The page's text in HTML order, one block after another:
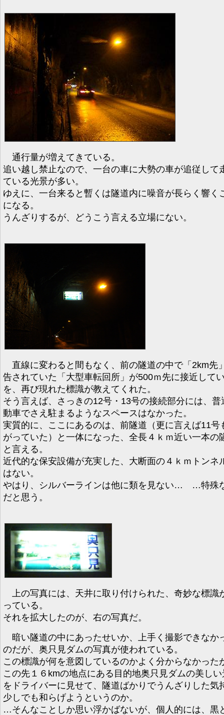
通行量が増えてきている。
追い越し禁止なので、一台の車に大勢の車が追従して
ている光景が多い。
ゆえに、一台来ると暫くは隧道内に噪音が長らく響く
になる。
うんざりするが、どうこう言える立場にない。
直線に変わると間もなく、前の隧道の中で「2km先
告されていた「大型車転回所」が500ｍ先に接近して
を、再び現れた標識が教えてくれた。
そう言えば、さっきの12号・13号の接続部分には、普
動車でさえ駐まるようなスペースはなかった。
実質的に、ここにあるのは、前隧道（更に言えば11号
がっていた）と一体になった、全長４ｋｍ近い一本の
と言える。
近代的な保安設備が充実した、大断面の４ｋｍトンネ
はない。
やはり、シルバーラインは他に類を見ない… …特殊
だと思う。
上の写真には、天井に取り付けられた、奇妙な標識
っている。
それを拡大したのが、右の写真だ。
暗い隧道の中にあったせいか、上手く撮影できなか
のだが、奥只見ダムの写真が使われている。
この標識が何を意図しているのかよく分からなかった
この先１６kmの地点にある目的地奥只見ダムの美し
をドライバーに見せて、隧道ばかりでうんざりした気
少しでも和らげようというのか。
…そんなことしか思い浮かばないが、個人的には、黒